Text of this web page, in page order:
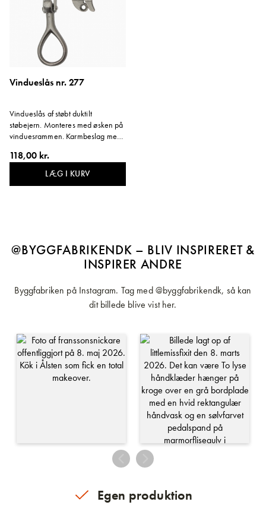
Vindueslås nr. 277
Vindueslås af støbt duktilt
støbejern. Monteres med øsken på
vinduesrammen. Karmbeslag med
mm) karmdybde.
118,00 kr.
LÆG I KURV
@BYGGFABRIKENDK – BLIV INSPIRERET &
INSPIRER ANDRE
Byggfabriken på Instagram. Tag med @byggfabrikendk, så kan
dit billede blive vist her.
Egen produktion